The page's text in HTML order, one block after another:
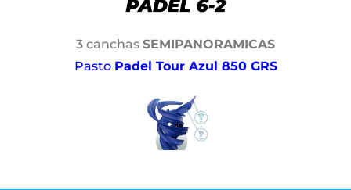
3 canchas SEMIPANORAMICAS
Pasto Padel Tour Azul 850 GRS